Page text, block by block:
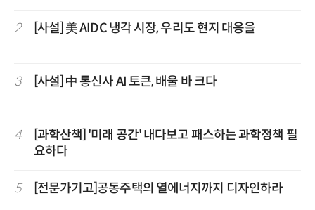
2 [사설] 美 AIDC 냉각 시장, 우리도 현지 대응을
3 [사설] 中 통신사 AI 토큰, 배울 바 크다
4
[과학산책] '미래 공간' 내다보고 패스하는 과학정책 필
요하다
5 [전문가기고]공동주택의 열에너지까지 디자인하라